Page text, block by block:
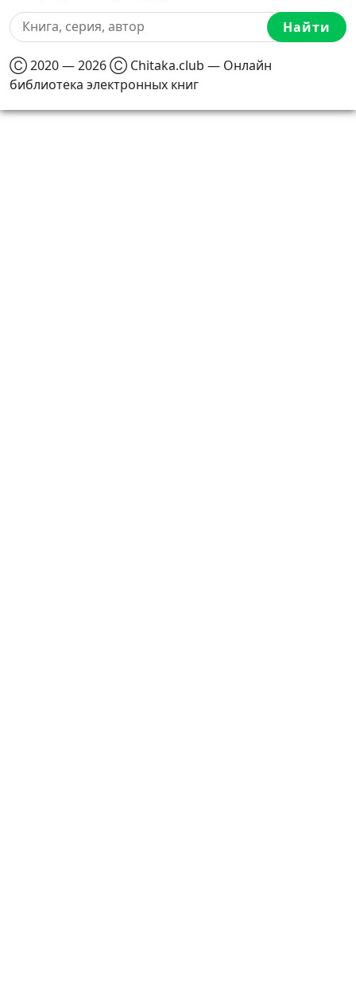
Найти
Ⓒ 2020 — 2026 Ⓒ Chitaka.club — Онлайн
библиотека электронных книг